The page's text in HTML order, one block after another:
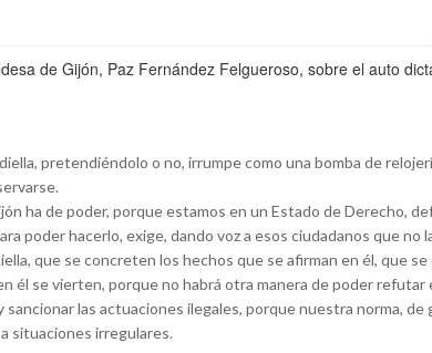
de Gijón, Paz Fernández Felgueroso, sobre el auto
pretendiéndolo o no, irrumpe como una bomba de
ha de poder, porque estamos en un Estado de Derecho,
poder hacerlo, exige, dando voz a esos ciudadanos que
que se concreten los hechos que se afirman en él, que
él se vierten, porque no habrá otra manera de poder refutar
sancionar las actuaciones ilegales, porque nuestra norma,
situaciones irregulares.